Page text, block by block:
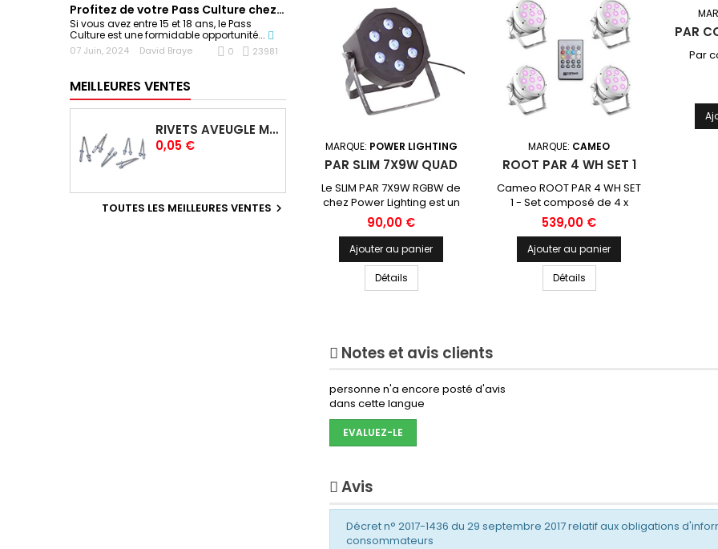
Profitez de votre Pass Culture chez Sonoplay !
Si vous avez entre 15 et 18 ans, le Pass
Culture est une formidable opportunité...
07 Juin, 2024 David Braye 23981
0
MEILLEURES VENTES
RIVETS AVEUGLE MULTIGRIP 4,0 X 12,5 MM
Prix
0,05 €
TOUTES LES MEILLEURES VENTES 
MARQUE: POWER LIGHTING
PAR SLIM 7X9W QUAD
Le SLIM PAR 7X9W RGBW de
chez Power Lighting est un
projecteur simple, pratique
permettant d’allier
puissance, polyvalence et
faible coût. Sa palette de
couleurs intégrant le blanc
permettra des applications
applications les plus
courantes le SLIM PAR 7X9W
double...
Prix
90,00 €
Ajouter au panier
Détails
MARQUE: CAMEO
ROOT PAR 4 WH SET 1
Cameo ROOT PAR 4 WH SET
1 - Set composé de 4 x
CLROOTPAR4WH avec
télécommande infrarouge
(CLPFLAT1REMOTE)
Prix
539,00 €
Ajouter au panier
Détails
PAR
Par
Notes et avis clients
personne n'a encore posté d'avis
dans cette langue
EVALUEZ-LE
Avis
Décret n° 2017-1436 du 29 septembre 2017 relatif aux obligations
consommateurs